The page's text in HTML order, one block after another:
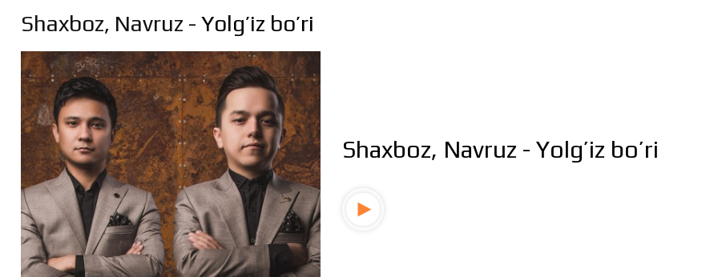
Shaxboz, Navruz - Yolg’iz bo’ri
Shaxboz, Navruz - Yolg’iz bo’ri